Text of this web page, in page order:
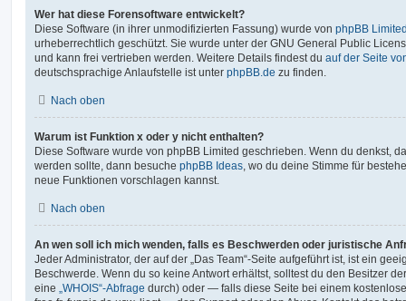
Wer hat diese Forensoftware entwickelt?
Diese Software (in ihrer unmodifizierten Fassung) wurde von phpBB
urheberrechtlich geschützt. Sie wurde unter der GNU General Public
und kann frei vertrieben werden. Weitere Details findest du auf der Seite
deutschsprachige Anlaufstelle ist unter phpBB.de zu finden.
Nach oben
Warum ist Funktion x oder y nicht enthalten?
Diese Software wurde von phpBB Limited geschrieben. Wenn du denkst,
werden sollte, dann besuche phpBB Ideas , wo du deine Stimme für
neue Funktionen vorschlagen kannst.
Nach oben
An wen soll ich mich wenden, falls es Beschwerden oder juristische
Jeder Administrator, der auf der „Das Team“-Seite aufgeführt ist, ist ein
Beschwerde. Wenn du so keine Antwort erhältst, solltest du den Besitzer
eine „WHOIS“-Abfrage durch) oder — falls diese Seite bei einem